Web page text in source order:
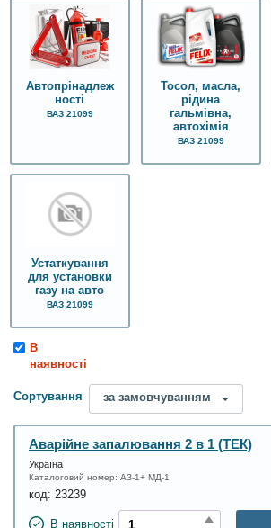
Автопрінадлеж
ності
ВАЗ 21099
Тосол, масла,
рідина
гальмівна,
автохімія
ВАЗ 21099
Устаткування
для установки
газу на авто
ВАЗ 21099
В
наявності
Сортування за замовчуванням
Аварійне запалювання 2 в 1 (ТЕК)
Україна
Каталоговий номер: АЗ-1+ МД-1
код: 23239
В наявності